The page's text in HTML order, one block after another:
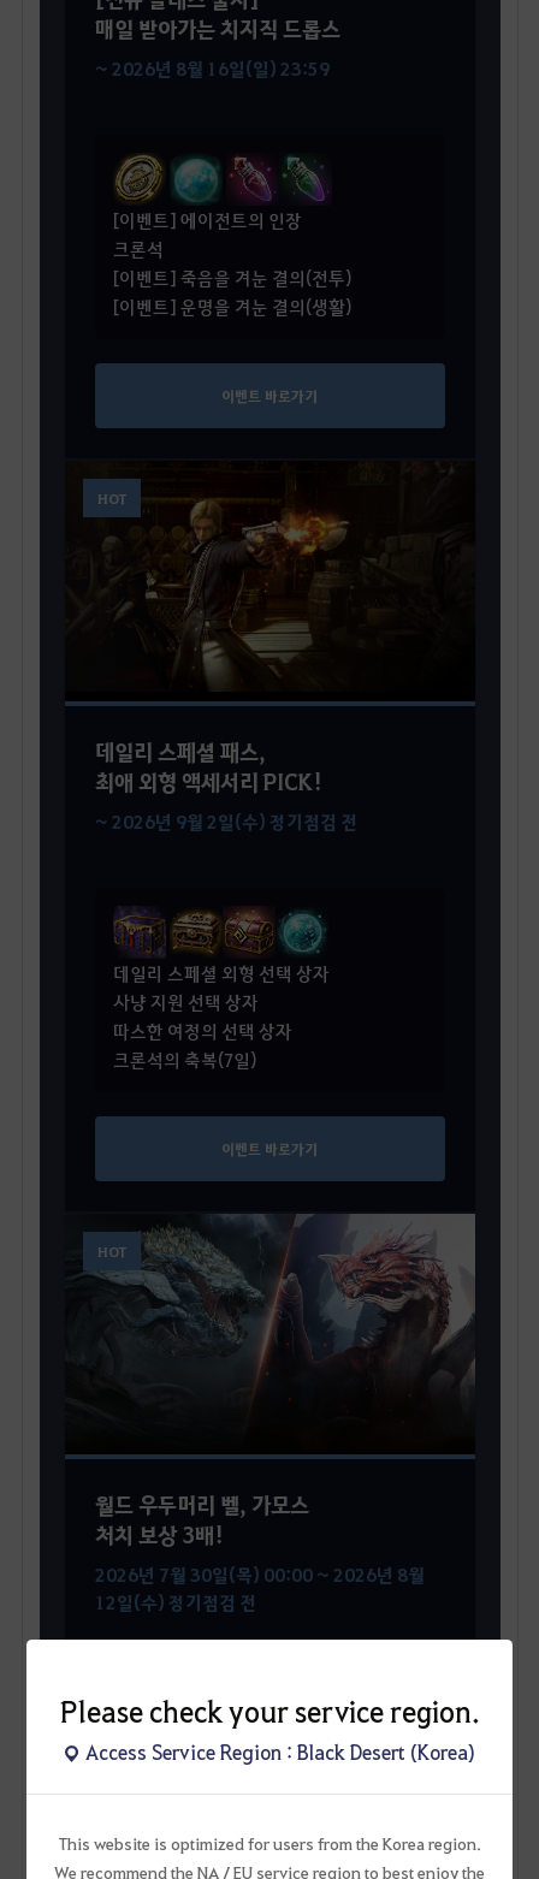
Please check your service region.
Access Service Region : Black Desert (Korea)
This website is optimized for users from the Korea region.
We recommend the NA / EU service region to best enjoy the
매일 받아가는 치지직 드롭스
~ 2026년 8월 16일(일) 23:59
[이벤트] 에이전트의 인장
크론석
[이벤트] 죽음을 겨눈 결의(전투)
[이벤트] 운명을 겨눈 결의(생활)
이벤트 바로가기
HOT
데일리 스페셜 패스,
최애 외형 액세서리 PICK!
~ 2026년 9월 2일(수) 정기점검 전
데일리 스페셜 외형 선택 상자
사냥 지원 선택 상자
따스한 여정의 선택 상자
크론석의 축복(7일)
이벤트 바로가기
HOT
월드 우두머리 벨, 가모스
처치 보상 3배!
2026년 7월 30일(목) 00:00 ~ 2026년 8월
12일(수) 정기점검 전
벨 보상 꾸러미 (상급/중급)
울림의 가모스 보상 꾸러미
이벤트 바로가기